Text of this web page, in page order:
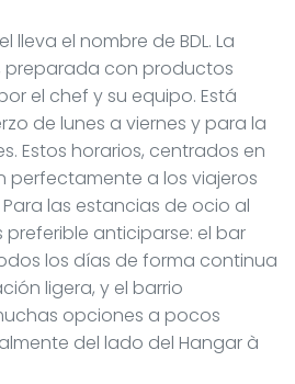
lleva el nombre de BDL. La
preparada con productos
el chef y su equipo. Está
de lunes a viernes y para la
Estos horarios, centrados en
perfectamente a los viajeros
las estancias de ocio al
preferible anticiparse: el bar
los días de forma continua
ligera, y el barrio
opciones a pocos
del lado del Hangar à